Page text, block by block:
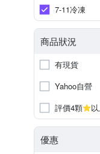
7-11冷凍
商品狀況
有現貨
Yahoo自營
評價4顆
優惠